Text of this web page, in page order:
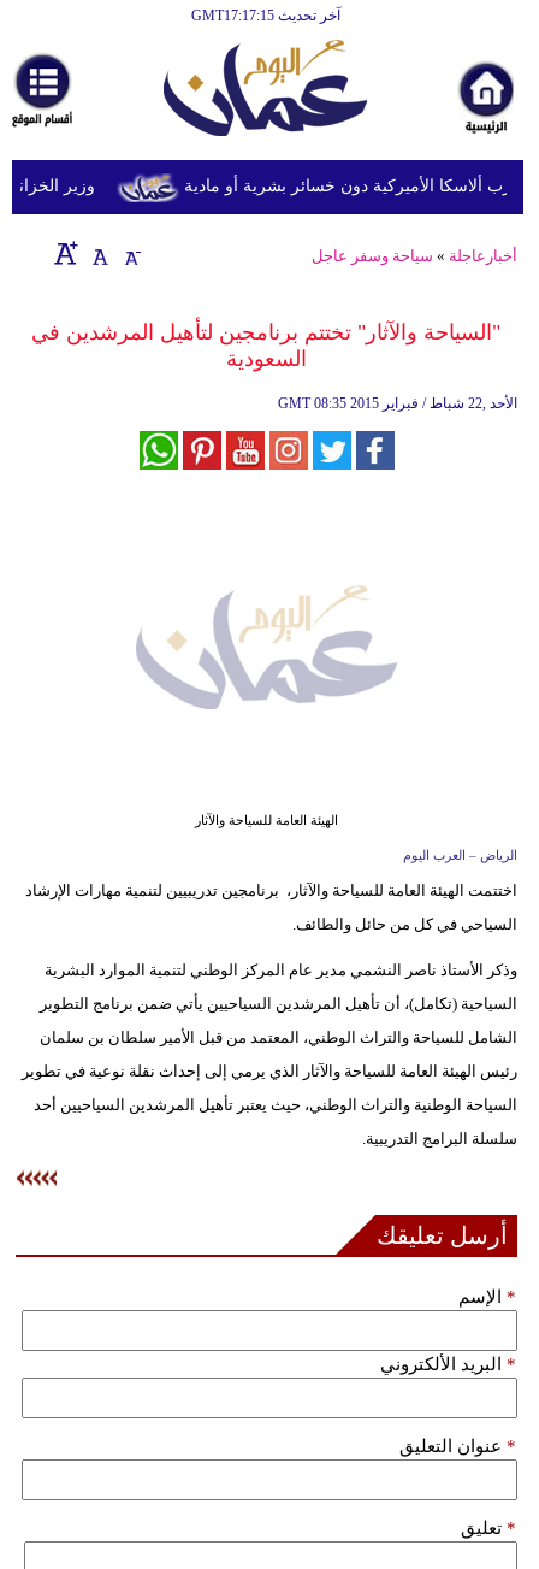
آخر تحديث GMT17:17:15
أخبارعاجلة
رياضة
ثقافة
إقتصاد
وموسيقى
وتكنولوجيا
مدوَّنات
أبراج
فيديو
سيارات
وزير الخزانة
أخبارعاجلة » سياحة وسفر عاجل
"السياحة والآثار" تختتم برنامجين لتأهيل المرشدين في
السعودية
GMT 08:35 2015 الأحد ,22 شباط / فبراير
الهيئة العامة للسياحة والآثار
الرياض – العرب اليوم
اختتمت الهيئة العامة للسياحة والآثار، برنامجين تدريبيين لتنمية مهارات الإرشاد
السياحي في كل من حائل والطائف.
وذكر الأستاذ ناصر النشمي مدير عام المركز الوطني لتنمية الموارد البشرية
السياحية (تكامل)، أن تأهيل المرشدين السياحيين يأتي ضمن برنامج التطوير
الشامل للسياحة والتراث الوطني، المعتمد من قبل الأمير سلطان بن سلمان
رئيس الهيئة العامة للسياحة والآثار الذي يرمي إلى إحداث نقلة نوعية في تطوير
السياحة الوطنية والتراث الوطني، حيث يعتبر تأهيل المرشدين السياحيين أحد
سلسلة البرامج التدريبية.
أرسل تعليقك
الإسم *
البريد الألكتروني *
عنوان التعليق *
تعليق *